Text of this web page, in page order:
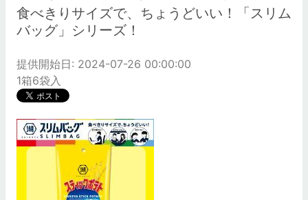
食べきりサイズで、ちょうどいい！「スリム
バッグ」シリーズ！
提供開始日: 2024-07-26 00:00:00
1箱6袋入